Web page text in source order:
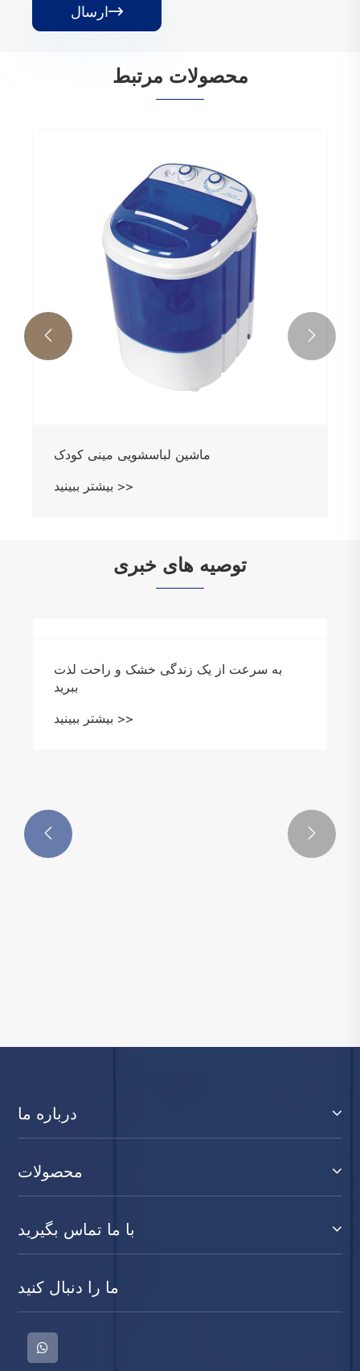
ارسال
محصولات مرتبط
ماشین لباسشویی مینی کودک
بیشتر ببینید >>
 
توصیه های خبری
به سرعت از یک زندگی خشک و راحت لذت
ببرید
بیشتر ببینید >>
 
درباره ما
محصولات
با ما تماس بگیرید
ما را دنبال کنید